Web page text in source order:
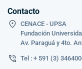
Contacto
CENACE - UPSA
Fundación
Av. Paraguá y 4to.
Tel : + 591 (3)